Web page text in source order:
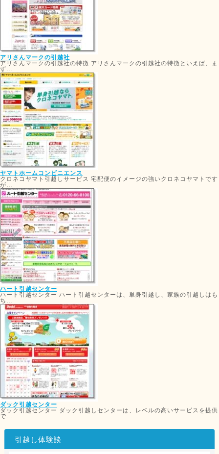
アリさんマークの引越社
アリさんマークの引越社の特徴 アリさんマークの引越社の特徴といえば、ま
ず...
ヤマトホームコンビニエンス
クロネコヤマト引越しサービス 宅配便のイメージの強いクロネコヤマトです
が...
ハート引越センター
ハート引越センター ハート引越センターは、単身引越し、家族の引越しはも
ち...
ダック引越センター
ダック引越センター ダック引越しセンターは、レベルの高いサービスを提供
で...
引越し体験談